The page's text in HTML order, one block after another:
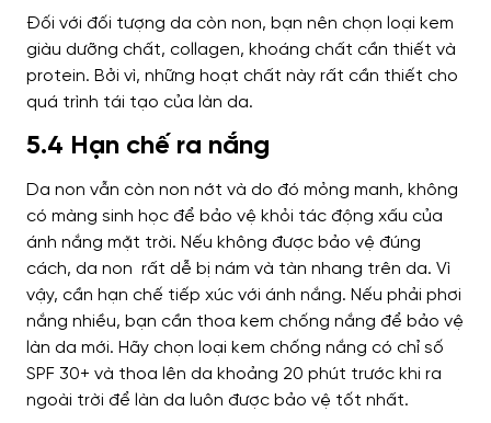
Đối với đối tượng da còn non, bạn nên chọn loại kem
giàu dưỡng chất, collagen, khoáng chất cần thiết và
protein. Bởi vì, những hoạt chất này rất cần thiết cho
quá trình tái tạo của làn da.
5.4 Hạn chế ra nắng
Da non vẫn còn non nớt và do đó mỏng manh, không
có màng sinh học để bảo vệ khỏi tác động xấu của
ánh nắng mặt trời. Nếu không được bảo vệ đúng
cách, da non rất dễ bị nám và tàn nhang trên da. Vì
vậy, cần hạn chế tiếp xúc với ánh nắng. Nếu phải phơi
nắng nhiều, bạn cần thoa kem chống nắng để bảo vệ
làn da mới. Hãy chọn loại kem chống nắng có chỉ số
SPF 30+ và thoa lên da khoảng 20 phút trước khi ra
ngoài trời để làn da luôn được bảo vệ tốt nhất.